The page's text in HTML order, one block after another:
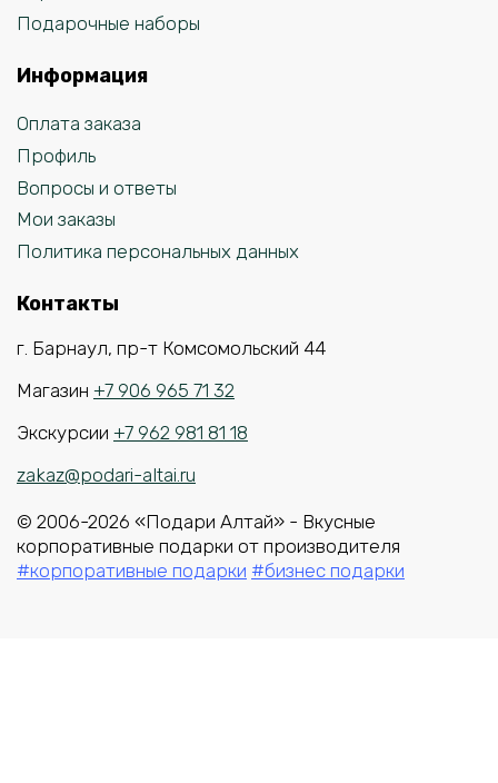
Подарочные наборы
Информация
Оплата заказа
Профиль
Вопросы и ответы
Мои заказы
Политика персональных данных
Контакты
г. Барнаул, пр-т Комсомольский 44
Магазин +7 906 965 71 32
Экскурсии +7 962 981 81 18
zakaz@podari-altai.ru
© 2006-2026 «Подари Алтай» - Вкусные
корпоративные подарки от производителя
#корпоративные подарки #бизнес подарки